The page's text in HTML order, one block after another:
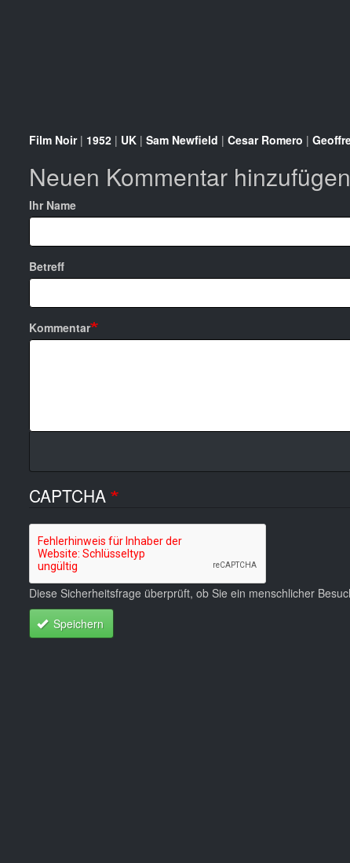
Film Noir| 1952 | UK | Sam Newfield | Cesar Romero |
Neuen Kommentar hinzufügen
Ihr Name
Betreff
Kommentar
CAPTCHA
Diese Sicherheitsfrage überprüft, ob Sie ein menschlicher
Speichern